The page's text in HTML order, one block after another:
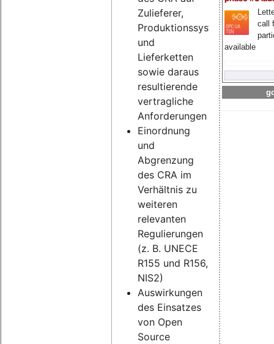
call
available
Zulieferer,
Produktionssysteme
und
Lieferketten
sowie daraus
resultierende
vertragliche
Anforderungen
Einordnung
und
Abgrenzung
des CRA im
Verhältnis zu
weiteren
relevanten
Regulierungen
(z. B. UNECE
R155 und R156,
NIS2)
Auswirkungen
des Einsatzes
von Open
Source